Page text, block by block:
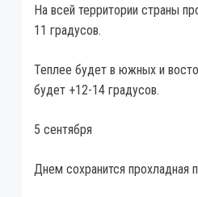
На всей территории страны
11 градусов.
Теплее будет в южных и
будет +12-14 градусов.
5 сентября
Днем сохранится прохладная